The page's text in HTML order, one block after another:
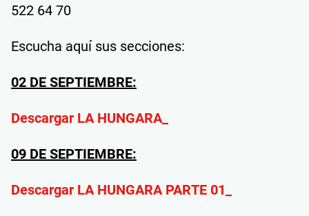
522 64 70
Escucha aquí sus secciones:
02 DE SEPTIEMBRE:
Descargar LA HUNGARA_
09 DE SEPTIEMBRE:
Descargar LA HUNGARA PARTE 01_